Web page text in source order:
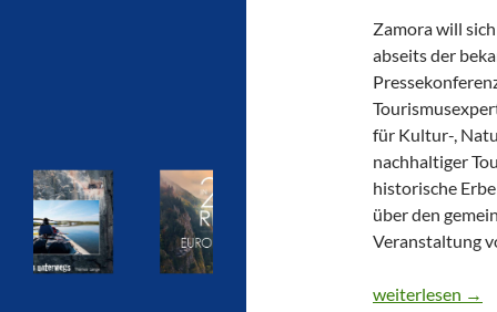
Zamora will
abseits der
für Kultur-,
nachhaltiger
historische
über den
Veranstaltung
SPANIEN UND
weiterlesen →